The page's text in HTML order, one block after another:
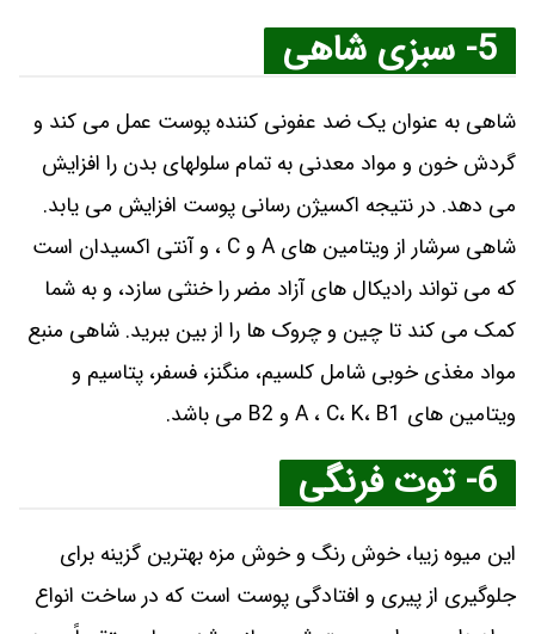
5- سبزی شاهی
شاهی به عنوان یک ضد عفونی کننده پوست عمل می کند و
گردش خون و مواد معدنی به تمام سلولهای بدن را افزایش
می دهد. در نتیجه اکسیژن رسانی پوست افزایش می یابد.
شاهی سرشار از ویتامین های A و C ، و آنتی اکسیدان است
که می تواند رادیکال های آزاد مضر را خنثی سازد، و به شما
کمک می کند تا چین و چروک ها را از بین ببرید. شاهی منبع
مواد مغذی خوبی شامل کلسیم، منگنز، فسفر، پتاسیم و
ویتامین های A ، C، K، B1 و B2 می باشد.
6- توت فرنگی
این میوه زیبا، خوش رنگ و خوش مزه بهترین گزینه برای
جلوگیری از پیری و افتادگی پوست است که در ساخت انواع